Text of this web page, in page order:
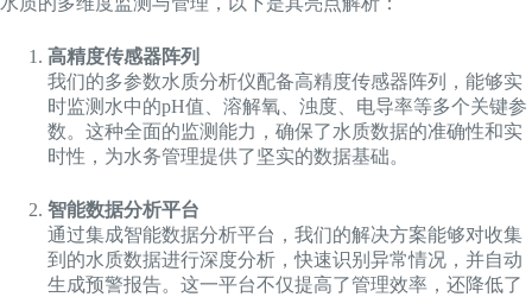
高精度传感器阵列
我们的多参数水质分析仪配备高精度传感器阵列，能够实
时监测水中的pH值、溶解氧、浊度、电导率等多个关键参
数。这种全面的监测能力，确保了水质数据的准确性和实
时性，为水务管理提供了坚实的数据基础。
智能数据分析平台
通过集成智能数据分析平台，我们的解决方案能够对收集
到的水质数据进行深度分析，快速识别异常情况，并自动
生成预警报告。这一平台不仅提高了管理效率，还降低了